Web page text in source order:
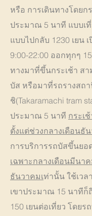
หรือ การเดินทางโดยก
ประมาณ 5 นาที แบบเที่
แบบไปกลับ 1230 เยน
9:00-22:00 ออกทุกๆ
ทางมาที่ขึ้นกระเช้า ส
บัส หรือมาที่รถรางสถ
ชิ(Takaramachi tram
ประมาณ 5 นาที กระเ
ตั้งแต่ช่วงกลางเดือนธั
การบริการรถบัสขึ้นยอ
เฉพาะกลางเดือนมีนา
ธันวาคมเท่านั้น ใช้เวล
เขาประมาณ 15 นาทีก็
150 เยนต่อเที่ยว โดยร